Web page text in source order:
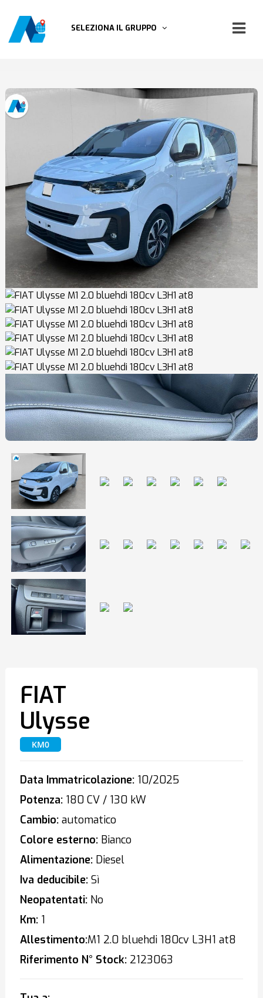
SELEZIONA IL GRUPPO
FIAT
Ulysse
KM0
Data Immatricolazione:10/2025
Potenza:180 CV / 130 kW
Cambio:automatico
Colore esterno:Bianco
Alimentazione:Diesel
Iva deducibile:Sì
Neopatentati:No
Km:1
Allestimento:M1 2.0 bluehdi 180cv L3H1 at8
Riferimento N° Stock:2123063